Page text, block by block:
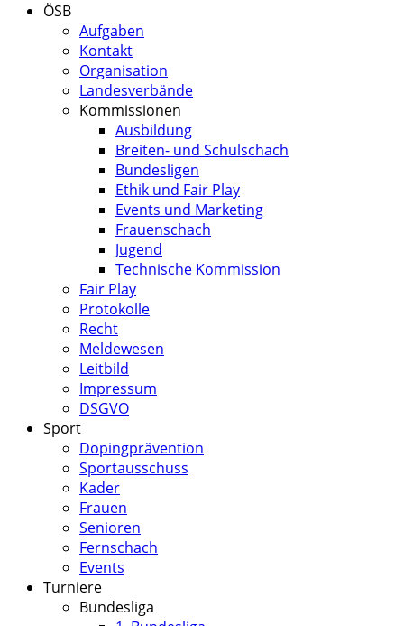
ÖSB
Aufgaben
Kontakt
Organisation
Landesverbände
Kommissionen
Ausbildung
Breiten- und Schulschach
Bundesligen
Ethik und Fair Play
Events und Marketing
Frauenschach
Jugend
Technische Kommission
Fair Play
Protokolle
Recht
Meldewesen
Leitbild
Impressum
DSGVO
Sport
Dopingprävention
Sportausschuss
Kader
Frauen
Senioren
Fernschach
Events
Turniere
Bundesliga